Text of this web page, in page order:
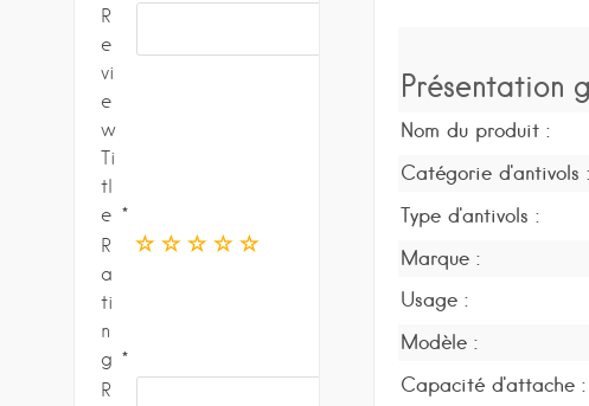
R
e
vi
e
w
Ti
tl
e
R
a
ti
n
g
R
Présentation
Nom du produit :
Catégorie d'antivols :
Type d'antivols :
Marque :
Usage :
Modèle :
Capacité d'attache :